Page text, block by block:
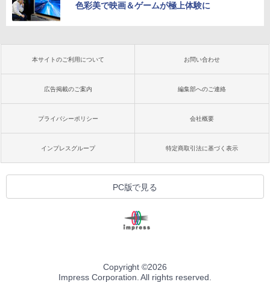
色彩美で映画＆ゲームが極上体験に
本サイトのご利用について お問い合わせ
広告掲載のご案内 編集部へのご連絡
プライバシーポリシー 会社概要
インプレスグループ 特定商取引法に基づく表示
PC版で見る
Copyright ©2026
Impress Corporation. All rights reserved.